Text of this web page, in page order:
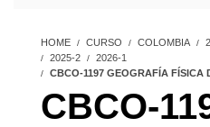
HOME CURSO COLOMBIA
2025-2
2026-1
CBCO-1197 GEOGRAFÍA FÍSICA
CBCO-